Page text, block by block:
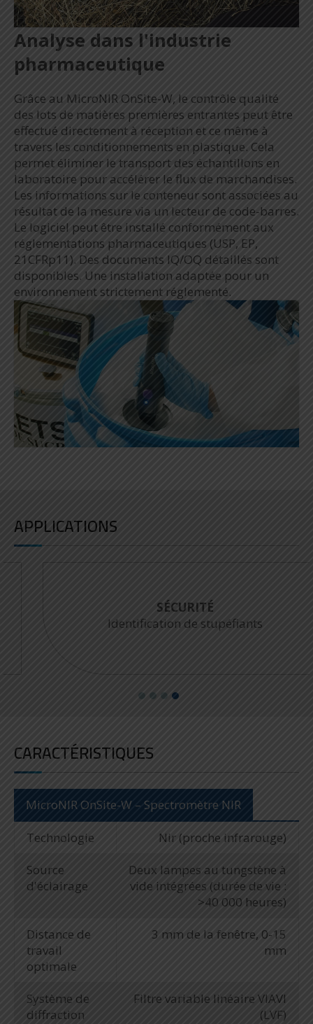
Analyse dans l'industrie
pharmaceutique
Grâce au MicroNIR OnSite-W, le contrôle qualité
des lots de matières premières entrantes peut être
effectué directement à réception et ce même à
travers les conditionnements en plastique. Cela
permet éliminer le transport des échantillons en
laboratoire pour accélérer le flux de marchandises.
Les informations sur le conteneur sont associées au
résultat de la mesure via un lecteur de code-barres.
Le logiciel peut être installé conformément aux
réglementations pharmaceutiques (USP, EP,
21CFRp11). Des documents IQ/OQ détaillés sont
disponibles. Une installation adaptée pour un
environnement strictement réglementé.
APPLICATIONS
SÉCURITÉ
Identification de stupéfiants
CARACTÉRISTIQUES
MicroNIR OnSite-W – Spectromètre NIR
Technologie
Nir (proche infrarouge)
Source
d'éclairage
Deux lampes au tungstène à
vide intégrées (durée de vie :
>40 000 heures)
Distance de
travail
optimale
3 mm de la fenêtre, 0-15
mm
Système de
diffraction
Filtre variable linéaire VIAVI
(LVF)